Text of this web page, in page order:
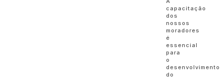
capacitação
dos
nossos
moradores
é
essencial
para
o
desenvolvimento
do